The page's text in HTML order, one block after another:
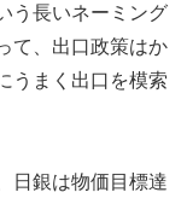
う長いネーミング
て、出口政策はか
うまく出口を模索
日銀は物価目標達